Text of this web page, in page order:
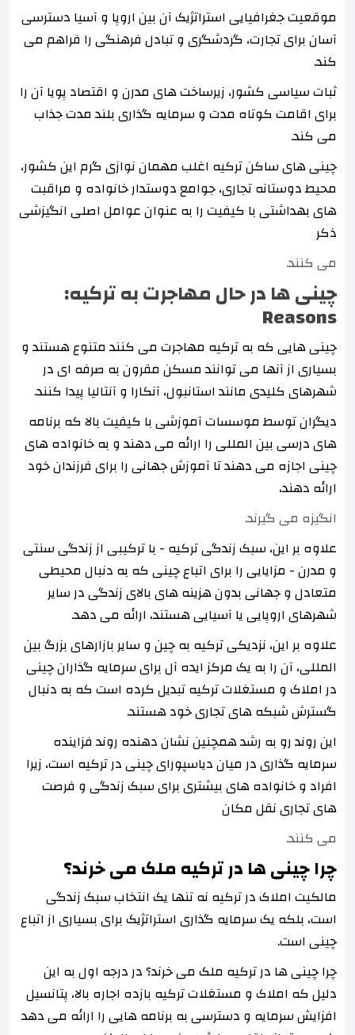
موقعیت جغرافیایی استراتژیک آن بین اروپا و آسیا دسترسی
آسان برای تجارت، گردشگری و تبادل فرهنگی را فراهم می
کند.
ثبات سیاسی کشور، زیرساخت های مدرن و اقتصاد پویا آن را
برای اقامت کوتاه مدت و سرمایه گذاری بلند مدت جذاب
می کند.
چینی های ساکن ترکیه اغلب مهمان نوازی گرم این کشور،
محیط دوستانه تجاری، جوامع دوستدار خانواده و مراقبت
های بهداشتی با کیفیت را به عنوان عوامل اصلی انگیزشی
ذکر
می کنند.
چینی ها در حال مهاجرت به ترکیه:
Reasons
چینی هایی که به ترکیه مهاجرت می کنند متنوع هستند و
بسیاری از آنها می توانند مسکن مقرون به صرفه ای در
شهرهای کلیدی مانند استانبول، آنکارا و آنتالیا پیدا کنند.
دیگران توسط موسسات آموزشی با کیفیت بالا که برنامه
های درسی بین المللی را ارائه می دهند و به خانواده های
چینی اجازه می دهند تا آموزش جهانی را برای فرزندان خود
ارائه دهند،
انگیزه می گیرند.
علاوه بر این، سبک زندگی ترکیه - با ترکیبی از زندگی سنتی
و مدرن - مزایایی را برای اتباع چینی که به دنبال محیطی
متعادل و جهانی بدون هزینه های بالای زندگی در سایر
شهرهای اروپایی یا آسیایی هستند، ارائه می دهد.
علاوه بر این، نزدیکی ترکیه به چین و سایر بازارهای بزرگ بین
المللی، آن را به یک مرکز ایده آل برای سرمایه گذاران چینی
در املاک و مستغلات ترکیه تبدیل کرده است که به دنبال
گسترش شبکه های تجاری خود هستند.
این روند رو به رشد همچنین نشان دهنده روند فزاینده
سرمایه گذاری در میان دیاسپورای چینی در ترکیه است، زیرا
افراد و خانواده های بیشتری برای سبک زندگی و فرصت
های تجاری نقل مکان
می کنند.
چرا چینی ها در ترکیه ملک می خرند؟
مالکیت املاک در ترکیه نه تنها یک انتخاب سبک زندگی
است، بلکه یک سرمایه گذاری استراتژیک برای بسیاری از اتباع
چینی است.
چرا چینی ها در ترکیه ملک می خرند؟ در درجه اول به این
دلیل که املاک و مستغلات ترکیه بازده اجاره بالا، پتانسیل
افزایش سرمایه و دسترسی به برنامه هایی را ارائه می دهد